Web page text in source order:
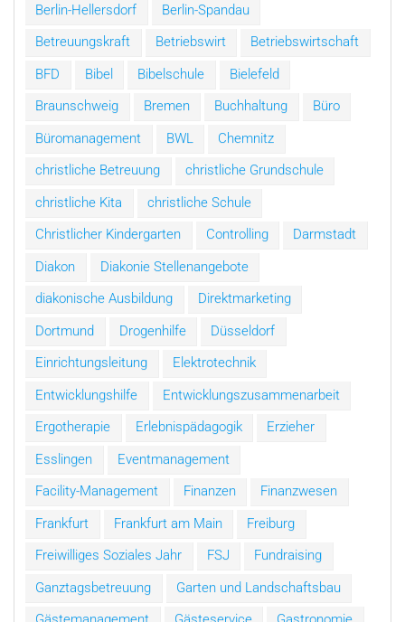
Berlin-Hellersdorf
Berlin-Spandau
Betreuungskraft
Betriebswirt
Betriebswirtschaft
BFD
Bibel Bibelschule
Bielefeld
Braunschweig
Bremen Buchhaltung
Büro
Büromanagement
BWL
Chemnitz
christliche Betreuung
christliche Grundschule
christliche Kita
christliche Schule
Christlicher Kindergarten
Controlling
Darmstadt
Diakon
Diakonie Stellenangebote
diakonische Ausbildung
Direktmarketing
Dortmund
Drogenhilfe
Düsseldorf
Einrichtungsleitung
Elektrotechnik
Entwicklungshilfe
Entwicklungszusammenarbeit
Ergotherapie
Erlebnispädagogik
Erzieher
Esslingen
Eventmanagement
Facility-Management
Finanzen
Finanzwesen
Frankfurt
Frankfurt am Main
Freiburg
Freiwilliges Soziales Jahr
FSJ
Fundraising
Ganztagsbetreuung
Garten und Landschaftsbau